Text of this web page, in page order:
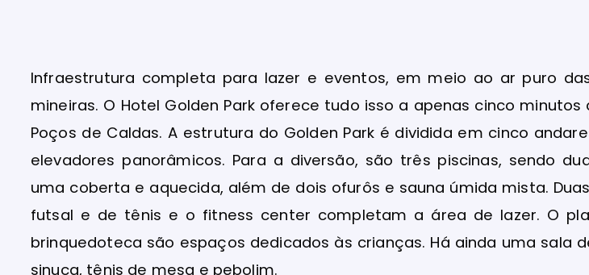
Infraestrutura completa para lazer e eventos, em meio ao ar puro
mineiras. O Hotel Golden Park oferece tudo isso a apenas cinco
Poços de Caldas. A estrutura do Golden Park é dividida em cinco
elevadores panorâmicos. Para a diversão, são três piscinas, sendo
uma coberta e aquecida, além de dois ofurôs e sauna úmida mista.
futsal e de tênis e o fitness center completam a área de lazer. O
brinquedoteca são espaços dedicados às crianças. Há ainda uma sala
sinuca, tênis de mesa e pebolim.